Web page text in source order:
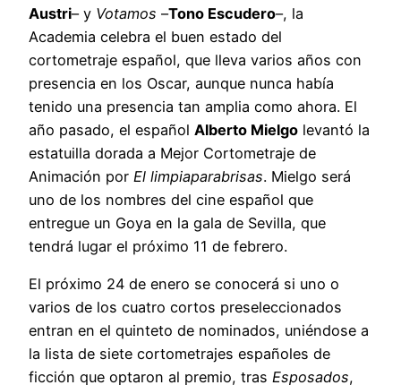
Austri– y Votamos –Tono Escudero–, la
Academia celebra el buen estado del
cortometraje español, que lleva varios años con
presencia en los Oscar, aunque nunca había
tenido una presencia tan amplia como ahora. El
año pasado, el español Alberto Mielgo levantó la
estatuilla dorada a Mejor Cortometraje de
Animación por El limpiaparabrisas. Mielgo será
uno de los nombres del cine español que
entregue un Goya en la gala de Sevilla, que
tendrá lugar el próximo 11 de febrero.
El próximo 24 de enero se conocerá si uno o
varios de los cuatro cortos preseleccionados
entran en el quinteto de nominados, uniéndose a
la lista de siete cortometrajes españoles de
ficción que optaron al premio, tras Esposados,